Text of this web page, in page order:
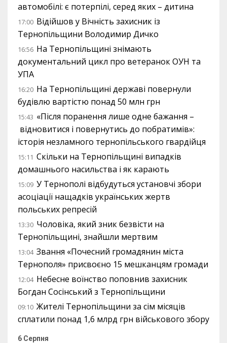
автомобілі: є потерпілі, серед яких – дитина
17:00 Відійшов у Вічність захисник із
Тернопільщини Володимир Дичко
16:56 На Тернопільщині знімають
документальний цикл про ветеранок ОУН та
УПА
16:20 На Тернопільщині державі повернули
будівлю вартістю понад 50 млн грн
15:43 «Після поранення лише одне бажання –
відновитися і повернутись до побратимів»:
історія незламного тернопільського гвардійця
15:11 Скільки на Тернопільщині випадків
домашнього насильства і як карають
15:09 У Тернополі відбудуться установчі збори
асоціації нащадків українських жертв
польських репресій
13:30 Чоловіка, який зник безвісти на
Тернопільщині, знайшли мертвим
13:04 Звання «Почесний громадянин міста
Тернополя» присвоєно 15 мешканцям громади
12:04 Небесне воїнство поповнив захисник
Богдан Сосінський з Тернопільщини
09:10 Жителі Тернопільщини за сім місяців
сплатили понад 1,6 млрд грн військового збору
6 Серпня